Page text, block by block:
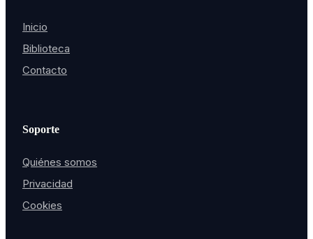
Inicio
Biblioteca
Contacto
Soporte
Quiénes somos
Privacidad
Cookies